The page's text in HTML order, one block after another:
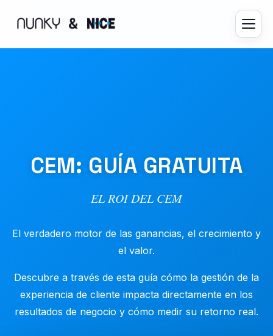
CEM: GUÍA GRATUITA
EL ROI DEL CEM
El verdadero motor de las ganancias, el crecimiento y
el valor.
Descubre a través de esta guía cómo la gestión de la
experiencia de cliente impacta directamente en los
resultados de negocio y cómo medir su retorno real.